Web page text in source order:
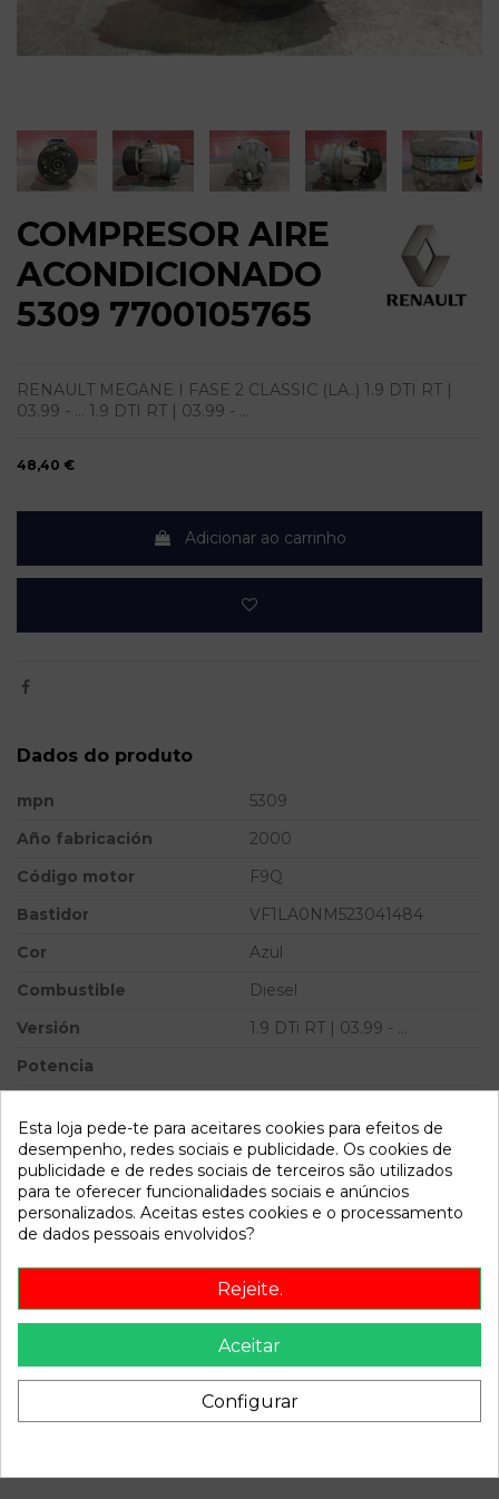
COMPRESOR AIRE
ACONDICIONADO
5309 7700105765
RENAULT MEGANE I FASE 2 CLASSIC (LA..) 1.9 DTI RT |
03.99 - ... 1.9 DTI RT | 03.99 - ...
48,40 €
Adicionar ao carrinho
Dados do produto
mpn
5309
Año fabricación
2000
Código motor
F9Q
Bastidor
VF1LA0NM523041484
Cor
Azul
Combustible
Diesel
Versión
1.9 DTi RT | 03.99 - ...
Potencia
Modelo
MEGANE I FASE 2 CLASSIC
(LA..) 1.9 DTi RT | 03.99 - ...
Referência 808814
Disponível a partir de: 2022-04-05
megane i fase 2 classic (la..) 1.9 dti rt | 03.99 - ... 1.9 dti rt |
03.99 - ... referencia OEM IAM 5309 7700105765
Esta loja pede-te para aceitares cookies para efeitos de
desempenho, redes sociais e publicidade. Os cookies de
publicidade e de redes sociais de terceiros são utilizados
para te oferecer funcionalidades sociais e anúncios
personalizados. Aceitas estes cookies e o processamento
de dados pessoais envolvidos?
Rejeite.
Aceitar
Configurar